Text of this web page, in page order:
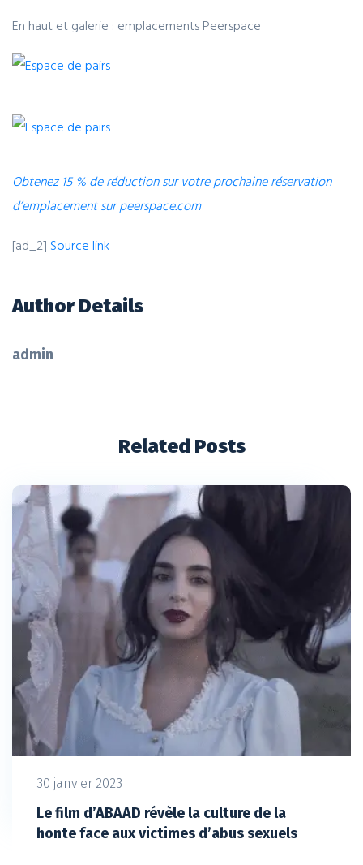
En haut et galerie : emplacements Peerspace
Obtenez 15 % de réduction sur votre prochaine réservation
d’emplacement sur peerspace.com
[ad_2] Source link
Author Details
admin
Related Posts
30 janvier 2023
Le film d’ABAAD révèle la culture de la
honte face aux victimes d’abus sexuels